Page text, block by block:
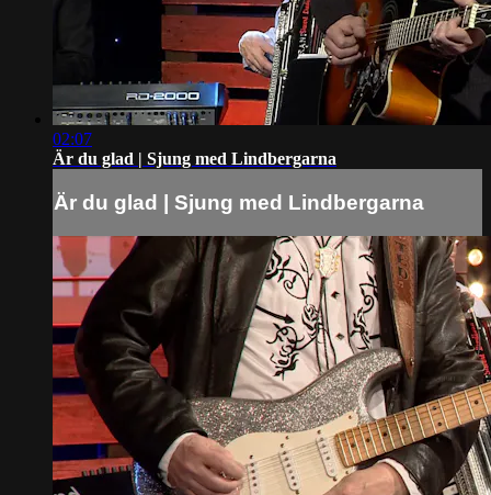
02:07
Är du glad | Sjung med Lindbergarna
Är du glad | Sjung med Lindbergarna